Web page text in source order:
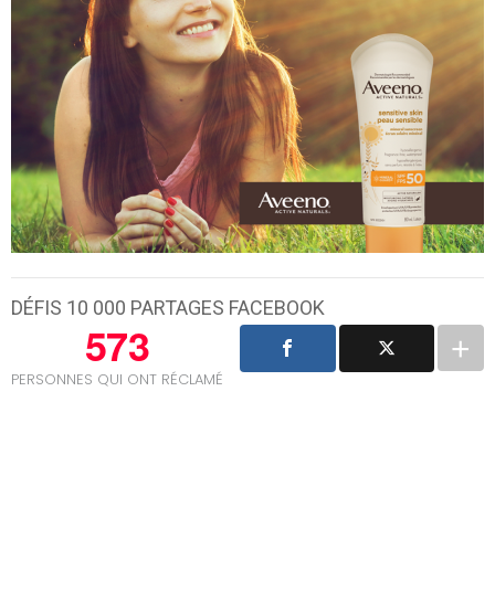
DÉFIS 10 000 PARTAGES FACEBOOK
573
PERSONNES QUI ONT RÉCLAMÉ